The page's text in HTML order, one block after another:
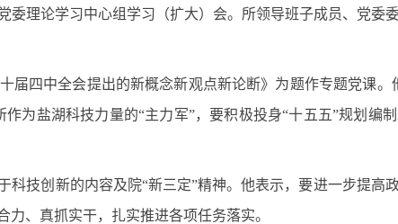
委理论学习中心组学习（扩大）会。所领导班子成员、党委
届四中全会提出的新概念新观点新论断》为题作专题党课
为盐湖科技力量的“主力军”，要积极投身“十五五”规划编
科技创新的内容及院“新三定”精神。他表示，要进一步提高
、真抓实干，扎实推进各项任务落实。